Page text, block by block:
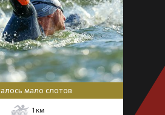
мало слотов
1 км